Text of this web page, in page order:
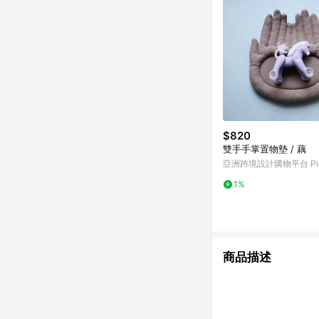
$820
雙手手掌置物墊 / 藕
亞洲跨境設計購物平台
1%
商品描述